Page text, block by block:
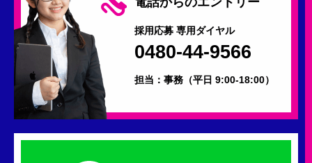
採用応募 専用ダイヤル
0480-44-9566
担当：事務 （平日 9:00-18:00）